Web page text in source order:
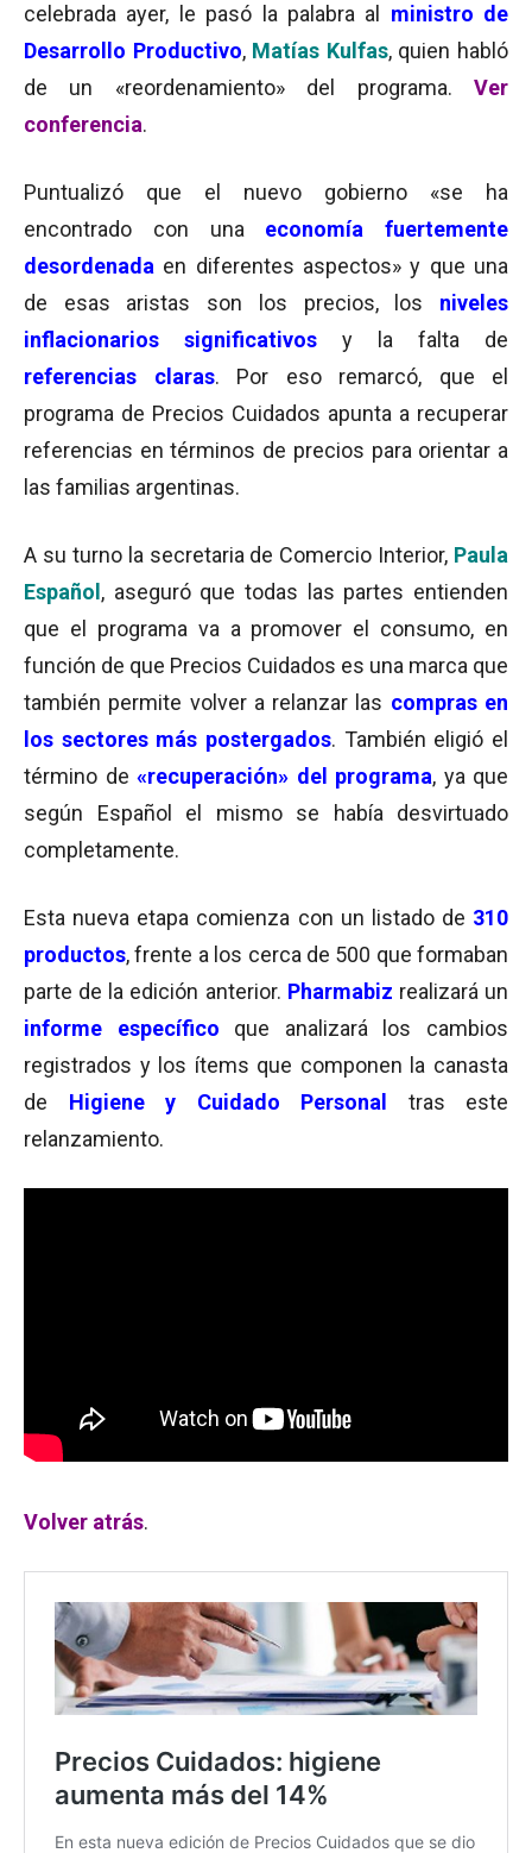
celebrada ayer, le pasó la palabra al ministro de
Desarrollo Productivo, Matías Kulfas, quien habló
de un «reordenamiento» del programa. Ver
conferencia.
Puntualizó que el nuevo gobierno «se ha
encontrado con una economía fuertemente
desordenada en diferentes aspectos» y que una
de esas aristas son los precios, los niveles
inflacionarios significativos y la falta de
referencias claras. Por eso remarcó, que el
programa de Precios Cuidados apunta a recuperar
referencias en términos de precios para orientar a
las familias argentinas.
A su turno la secretaria de Comercio Interior, Paula
Español , aseguró que todas las partes entienden
que el programa va a promover el consumo, en
función de que Precios Cuidados es una marca que
también permite volver a relanzar las compras en
los sectores más postergados. También eligió el
término de «recuperación» del programa, ya que
según Español el mismo se había desvirtuado
completamente.
Esta nueva etapa comienza con un listado de 310
productos, frente a los cerca de 500 que formaban
parte de la edición anterior. Pharmabiz realizará un
informe específico que analizará los cambios
registrados y los ítems que componen la canasta
de Higiene y Cuidado Personal
tras este
relanzamiento.
Volver atrás.